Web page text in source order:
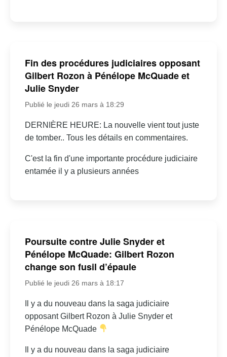
Fin des procédures judiciaires opposant
Gilbert Rozon à Pénélope McQuade et
Julie Snyder
Publié le jeudi 26 mars à 18:29
DERNIÈRE HEURE: La nouvelle vient tout juste
de tomber.. Tous les détails en commentaires.
C'est la fin d'une importante procédure judiciaire
entamée il y a plusieurs années
Poursuite contre Julie Snyder et
Pénélope McQuade: Gilbert Rozon
change son fusil d’épaule
Publié le jeudi 26 mars à 18:17
Il y a du nouveau dans la saga judiciaire
opposant Gilbert Rozon à Julie Snyder et
Pénélope McQuade
Il y a du nouveau dans la saga judiciaire